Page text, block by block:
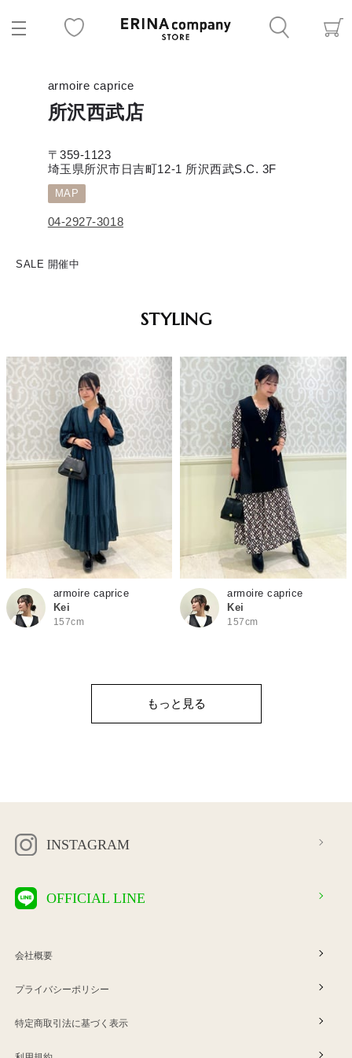
armoire caprice
所沢西武店
〒359-1123
埼玉県所沢市日吉町12-1 所沢西武S.C. 3F
MAP
04-2927-3018
SALE 開催中
STYLING
armoire caprice
Kei
157cm
armoire caprice
Kei
157cm
もっと見る
INSTAGRAM
OFFICIAL LINE
会社概要
プライバシーポリシー
特定商取引法に基づく表示